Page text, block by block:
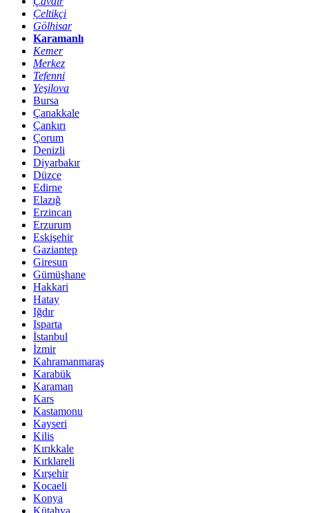
Çeltikçi
Gölhisar
Karamanlı
Kemer
Merkez
Tefenni
Yeşilova
Bursa
Çanakkale
Çankırı
Çorum
Denizli
Diyarbakır
Düzce
Edirne
Elazığ
Erzincan
Erzurum
Eskişehir
Gaziantep
Giresun
Gümüşhane
Hakkari
Hatay
Iğdır
Isparta
İstanbul
İzmir
Kahramanmaraş
Karabük
Karaman
Kars
Kastamonu
Kayseri
Kilis
Kırıkkale
Kırklareli
Kırşehir
Kocaeli
Konya
Kütahya